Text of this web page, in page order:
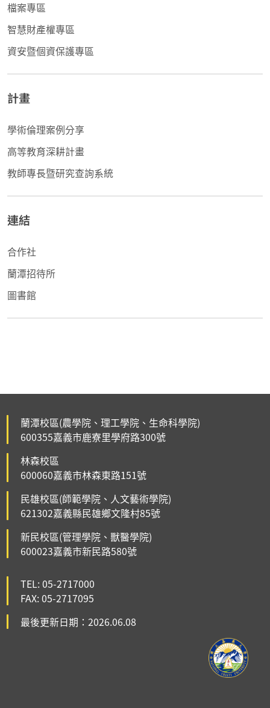
檔案專區
智慧財產權專區
資安暨個資保護專區
計畫
學術倫理案例分享
高等教育深耕計畫
教師專長暨研究查詢系統
連結
合作社
蘭潭招待所
圖書館
蘭潭校區(農學院、理工學院、生命科學院)
600355嘉義市鹿寮里學府路300號
林森校區
600060嘉義市林森東路151號
民雄校區(師範學院、人文藝術學院)
621302嘉義縣民雄鄉文隆村85號
新民校區(管理學院、獸醫學院)
600023嘉義市新民路580號
TEL: 05-2717000
FAX: 05-2717095
最後更新日期：2026.06.08